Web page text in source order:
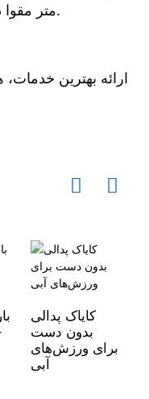
متر مقوا در پایین و یک لایه کیسه پلاستیکی.
ارائه بهترین خدمات،
کایاک پدالی
بدون دست
برای ورزش‌های
آبی